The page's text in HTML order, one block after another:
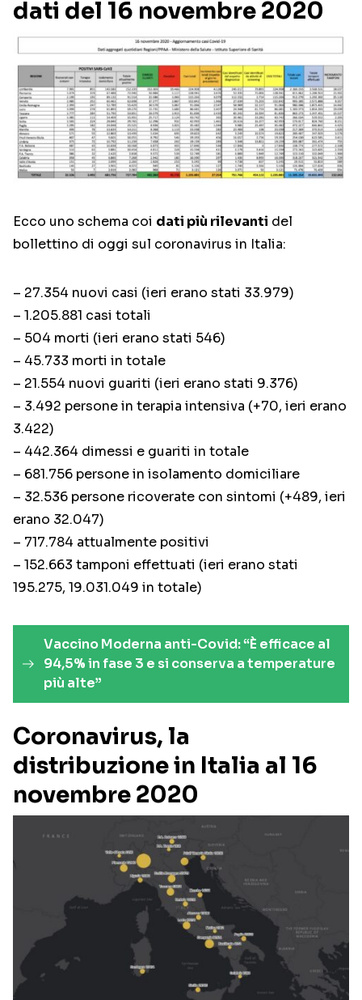
dati del 16 novembre 2020
Ecco uno schema coi dati più rilevanti del
bollettino di oggi sul coronavirus in Italia:
– 27.354 nuovi casi (ieri erano stati 33.979)
– 1.205.881 casi totali
– 504 morti (ieri erano stati 546)
– 45.733 morti in totale
– 21.554 nuovi guariti (ieri erano stati 9.376)
– 3.492 persone in terapia intensiva (+70, ieri erano
3.422)
– 442.364 dimessi e guariti in totale
– 681.756 persone in isolamento domiciliare
– 32.536 persone ricoverate con sintomi (+489, ieri
erano 32.047)
– 717.784 attualmente positivi
– 152.663 tamponi effettuati (ieri erano stati
195.275, 19.031.049 in totale)
Vaccino Moderna anti-Covid: “È efficace al
94,5% in fase 3 e si conserva a temperature
più alte”
Coronavirus, la
distribuzione in Italia al 16
novembre 2020